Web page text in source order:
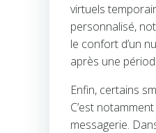
virtuels
personnalisé,
le confort d’un
après une
Enfin, certains
C’est
messagerie.